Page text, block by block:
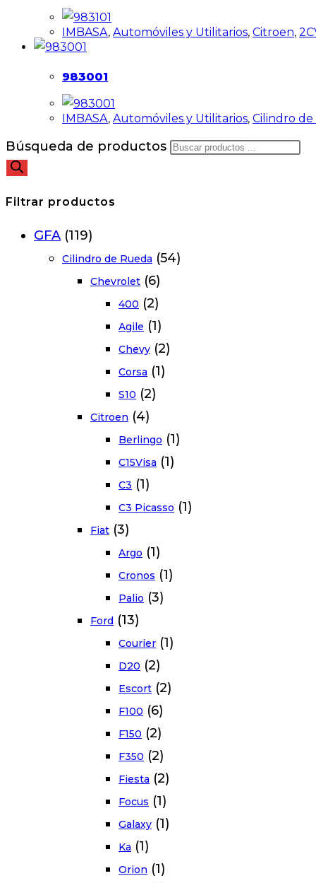
IMBASA, Automóviles y Utilitarios, Citroen,
983001
IMBASA, Automóviles y Utilitarios, Cilindro
Búsqueda de productos
Filtrar productos
GFA (119)
Cilindro de Rueda (54)
Chevrolet (6)
400 (2)
Agile (1)
Chevy (2)
Corsa (1)
S10 (2)
Citroen (4)
Berlingo (1)
C15Visa (1)
C3 (1)
C3 Picasso (1)
Fiat (3)
Argo (1)
Cronos (1)
Palio (3)
Ford (13)
Courier (1)
D20 (2)
Escort (2)
F100 (6)
F150 (2)
F350 (2)
Fiesta (2)
Focus (1)
Galaxy (1)
Ka (1)
Orion (1)